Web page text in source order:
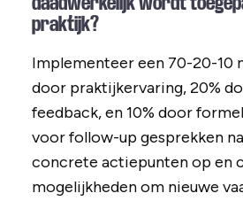
praktijk?
Implementeer een 70-20-10
door praktijkervaring, 20%
feedback, en 10% door
voor follow-up gesprekken
concrete actiepunten op en
mogelijkheden om nieuwe